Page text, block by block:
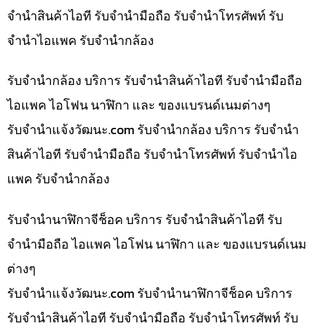
จำนำสินค้าไอที รับจำนำมือถือ รับจำนำโทรศัพท์ รับ
จำนำไอแพค รับจำนำกล้อง
รับจำนำกล้อง บริการ รับจำนำสินค้าไอที รับจำนำมือถือ
ไอแพค ไอโฟน นาฬิกา และ ของแบรนด์เนมต่างๆ
รับจํานําแจ้งวัฒนะ.com รับจำนำกล้อง บริการ รับจำนำ
สินค้าไอที รับจำนำมือถือ รับจำนำโทรศัพท์ รับจำนำไอ
แพค รับจำนำกล้อง
รับจำนำนาฬิกาจีช็อค บริการ รับจำนำสินค้าไอที รับ
จำนำมือถือ ไอแพค ไอโฟน นาฬิกา และ ของแบรนด์เนม
ต่างๆ
รับจํานําแจ้งวัฒนะ.com รับจำนำนาฬิกาจีช็อค บริการ
รับจำนำสินค้าไอที รับจำนำมือถือ รับจำนำโทรศัพท์ รับ